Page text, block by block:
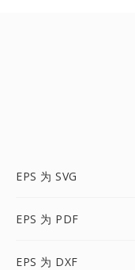
EPS 为 SVG
EPS 为 PDF
EPS 为 DXF